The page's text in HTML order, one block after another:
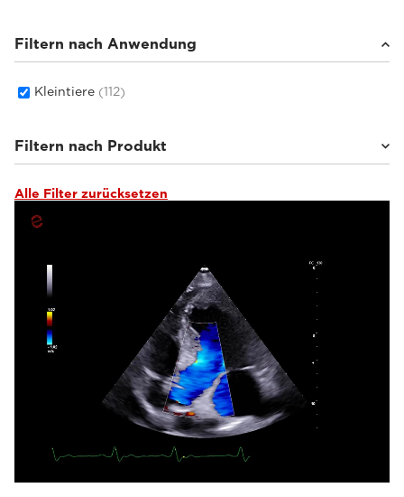
Filtern nach Anwendung
Kleintiere (112)
Filtern nach Produkt
MyLab™Wolf(8)
MyLab™Heron
Q7 VET
MyLab™Panther
MyLab™X90VET
MyLab™X8VET
MyLab™X75VET
(6)
MyLab™X5VET
(3)
MyLab™X1VET(5)
MyLab™SigmaVET(2)
MyLab™OmegaVET (4)
MyLab™Omega eXP VET(10)
MyLab™9VET
Alle Filter zurücksetzen